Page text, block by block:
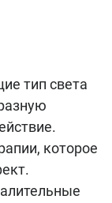
тип света
которое